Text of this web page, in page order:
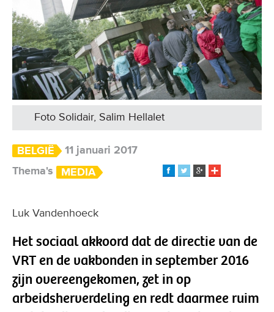
Foto Solidair, Salim Hellalet
BELGIË
11 januari 2017
Thema's
MEDIA
Luk Vandenhoeck
Het sociaal akkoord dat de directie van de
VRT en de vakbonden in september 2016
zijn overeengekomen, zet in op
arbeidsherverdeling en redt daarmee ruim